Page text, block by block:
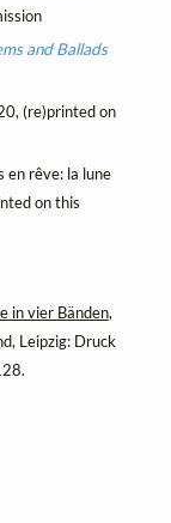
and Ballads
(re)printed on
en rêve: la lune
on this
in vier Bänden,
Leipzig: Druck